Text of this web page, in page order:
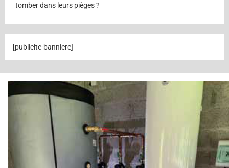
tomber dans leurs pièges ?
[publicite-banniere]